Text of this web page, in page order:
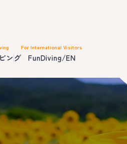
ング
For International Visitors
FunDiving/EN